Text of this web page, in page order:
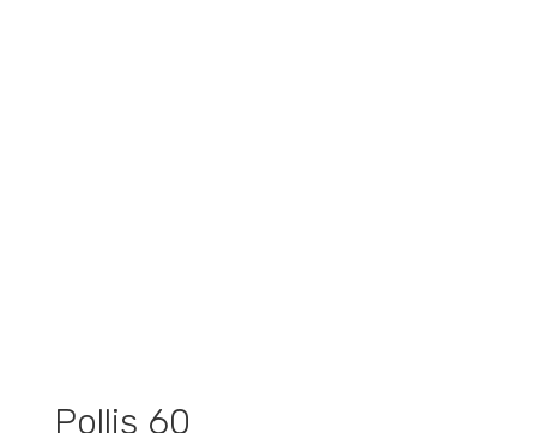
Pollis 60